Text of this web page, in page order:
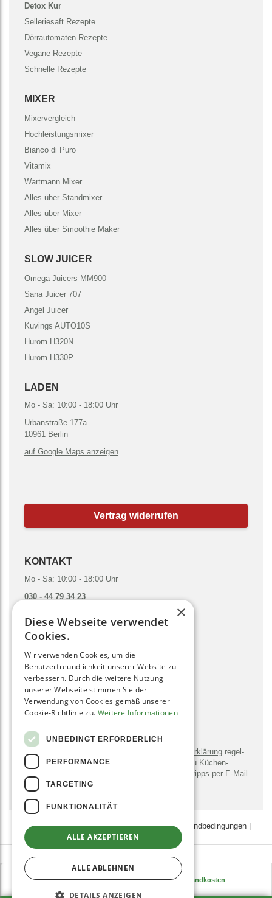
EUR 79,00 inkl. MwSt., zzgl. Versandkosten
Detox Kur
Selleriesaft Rezepte
Dörrautomaten-Rezepte
Vegane Rezepte
Schnelle Rezepte
MIXER
Mixervergleich
Hochleistungsmixer
Bianco di Puro
Vitamix
Wartmann Mixer
Alles über Standmixer
Alles über Mixer
Alles über Smoothie Maker
SLOW JUICER
Omega Juicers MM900
Sana Juicer 707
Angel Juicer
Kuvings AUTO10S
Hurom H320N
Hurom H330P
LADEN
Mo - Sa: 10:00 - 18:00 Uhr
Urbanstraße 177a
10961 Berlin
auf Google Maps anzeigen
Vertrag widerrufen
KONTAKT
Mo - Sa: 10:00 - 18:00 Uhr
030 - 44 79 34 23
zum Kontaktformular
SOCIAL MEDIA
NEWSLETTER
Bitte sendet mir entsprechend der Daten­schutz­erklärung regel­
mäßig und jederzeit wider­ruflich Infor­mationen zu Küchen­
geräten, -utensilien, Rezepten und Zu­bereitungs­tipps per E-Mail
AGB|Datenschutz­erklärung|Zahlungs- & Versand­bedingungen|
Impressum
JOBS
AFFILIATE-PROGRAMM
© 2011 - 2026 Grüne Smoothies GmbH, Berlin
×
Diese Webseite verwendet
Cookies.
Wir verwenden Cookies, um die
Benutzerfreundlichkeit unserer Website zu
verbessern. Durch die weitere Nutzung
unserer Webseite stimmen Sie der
Verwendung von Cookies gemäß unserer
Cookie-Richtlinie zu. Weitere Informationen
UNBEDINGT ERFORDERLICH
PERFORMANCE
TARGETING
FUNKTIONALITÄT
ALLE AKZEPTIEREN
ALLE ABLEHNEN
DETAILS ANZEIGEN